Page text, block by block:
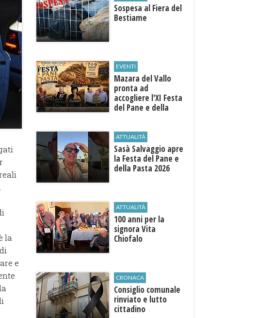
la
e
Sospesa al Fiera del
Bestiame
EVENTI
Mazara del Vallo
pronta ad
accogliere l'XI Festa
del Pane e della
ATTUALITÀ
Sasà Salvaggio apre
la Festa del Pane e
della Pasta 2026
ATTUALITÀ
100 anni per la
signora Vita
Chiofalo
CRONACA
Consiglio comunale
rinviato e lutto
cittadino